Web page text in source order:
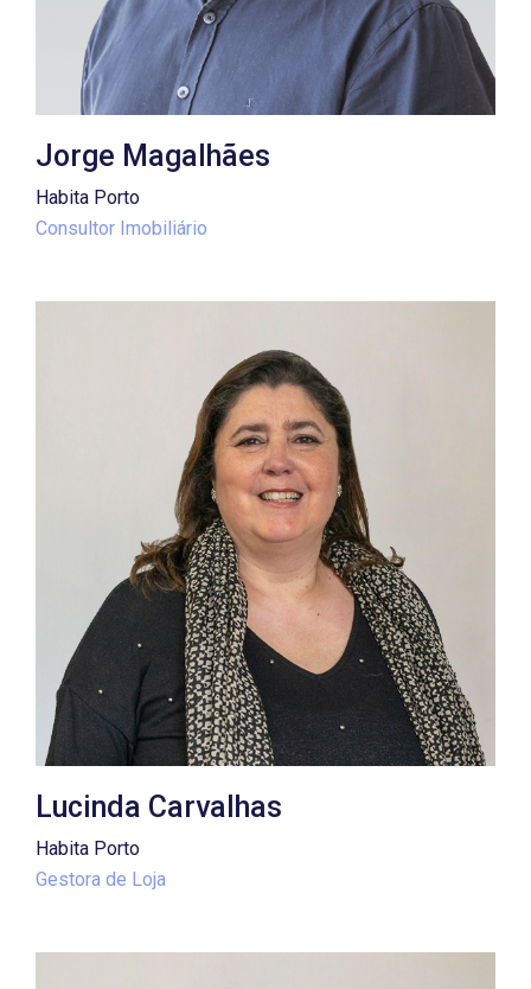
Jorge Magalhães
Habita Porto
Consultor Imobiliário
Lucinda Carvalhas
Habita Porto
Gestora de Loja